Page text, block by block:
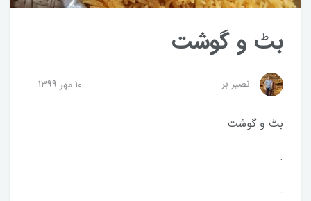
بٹ و گوشت
نصیر بر 10 مهر 1399
بٹ و گوشت
.
.